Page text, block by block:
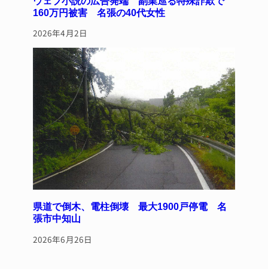
160万円被害 名張の40代女性
2026年4月2日
県道で倒木、電柱倒壊 最大1900戸停電 名
張市中知山
2026年6月26日